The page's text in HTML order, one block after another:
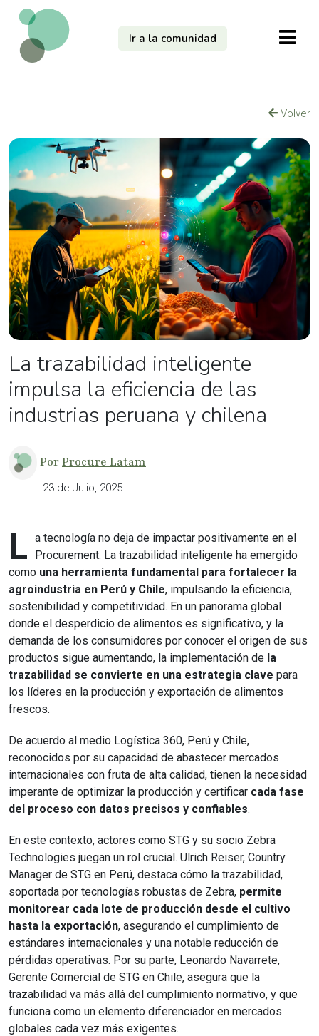
Ir a la comunidad
Volver
La trazabilidad inteligente
impulsa la eficiencia de las
industrias peruana y chilena
PorProcure Latam
23 de Julio, 2025
L a tecnología no deja de impactar positivamente en el
Procurement. La trazabilidad inteligente ha emergido
como una herramienta fundamental para fortalecer la
agroindustria en Perú y Chile, impulsando la eficiencia,
sostenibilidad y competitividad. En un panorama global
donde el desperdicio de alimentos es significativo, y la
demanda de los consumidores por conocer el origen de sus
productos sigue aumentando, la implementación de la
trazabilidad se convierte en una estrategia clave para
los líderes en la producción y exportación de alimentos
frescos.
De acuerdo al medio Logística 360, Perú y Chile,
reconocidos por su capacidad de abastecer mercados
internacionales con fruta de alta calidad, tienen la necesidad
imperante de optimizar la producción y certificar cada fase
del proceso con datos precisos y confiables.
En este contexto, actores como STG y su socio Zebra
Technologies juegan un rol crucial. Ulrich Reiser, Country
Manager de STG en Perú, destaca cómo la trazabilidad,
soportada por tecnologías robustas de Zebra, permite
monitorear cada lote de producción desde el cultivo
hasta la exportación, asegurando el cumplimiento de
estándares internacionales y una notable reducción de
pérdidas operativas. Por su parte, Leonardo Navarrete,
Gerente Comercial de STG en Chile, asegura que la
trazabilidad va más allá del cumplimiento normativo, y que
funciona como un elemento diferenciador en mercados
globales cada vez más exigentes.